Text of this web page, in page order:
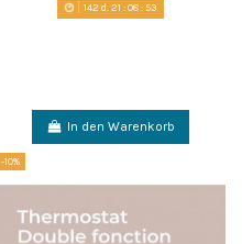
142 d. 21 :08:52
In den Warenkorb
-10%